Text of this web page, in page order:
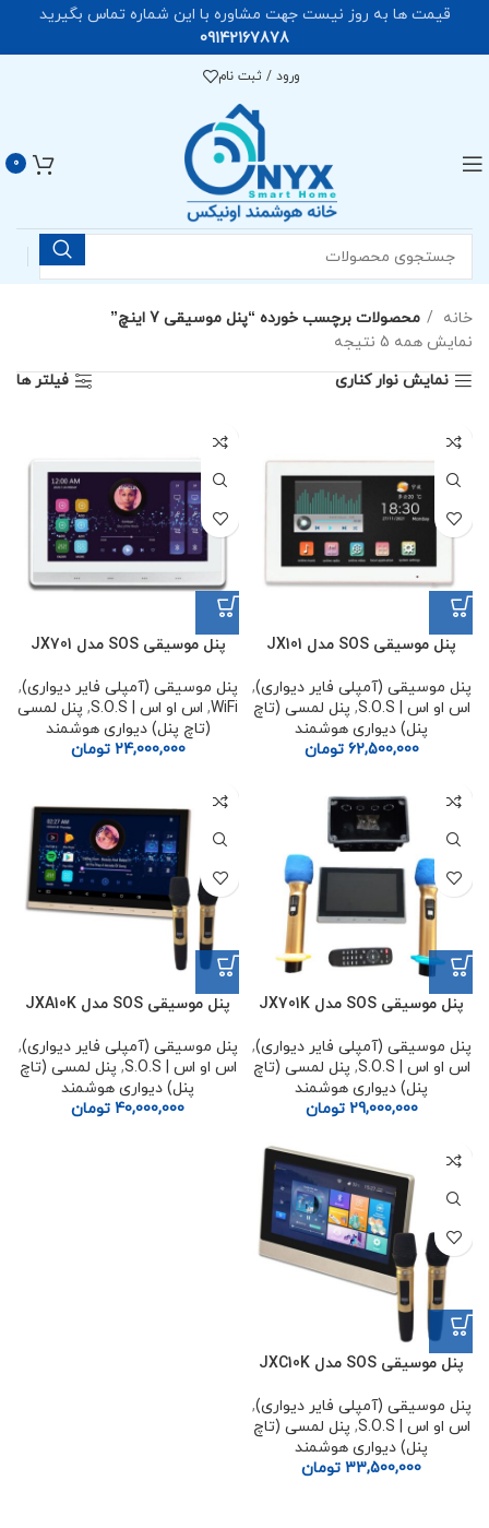
ورود / ثبت نام
0
خانه
محصولات برچسب خورده “پنل موسیقی 7 اینچ”
نمایش همه 5 نتیجه
نمایش نوار کناری
فیلتر ها
پنل موسیقی SOS مدل JX101
پنل موسیقی (آمپلی فایر دیواری),
اس او اس | S.O.S
, پنل لمسی (تاچ
پنل) دیواری هوشمند
62,500,000 تومان
پنل موسیقی SOS مدل JX701
پنل موسیقی (آمپلی فایر دیواری),
WiFi
, اس او اس | S.O.S , پنل لمسی
(تاچ پنل) دیواری هوشمند
24,000,000 تومان
پنل موسیقی SOS مدل JX701K
پنل موسیقی (آمپلی فایر دیواری),
اس او اس | S.O.S
, پنل لمسی (تاچ
پنل) دیواری هوشمند
29,000,000 تومان
پنل موسیقی SOS مدل JXA10K
پنل موسیقی (آمپلی فایر دیواری),
اس او اس | S.O.S
, پنل لمسی (تاچ
پنل) دیواری هوشمند
40,000,000 تومان
پنل موسیقی SOS مدل JXC10K
پنل موسیقی (آمپلی فایر دیواری),
اس او اس | S.O.S
, پنل لمسی (تاچ
پنل) دیواری هوشمند
33,500,000 تومان
قیمت ها به روز نیست جهت مشاوره با این شماره تماس بگیرید
09142167878